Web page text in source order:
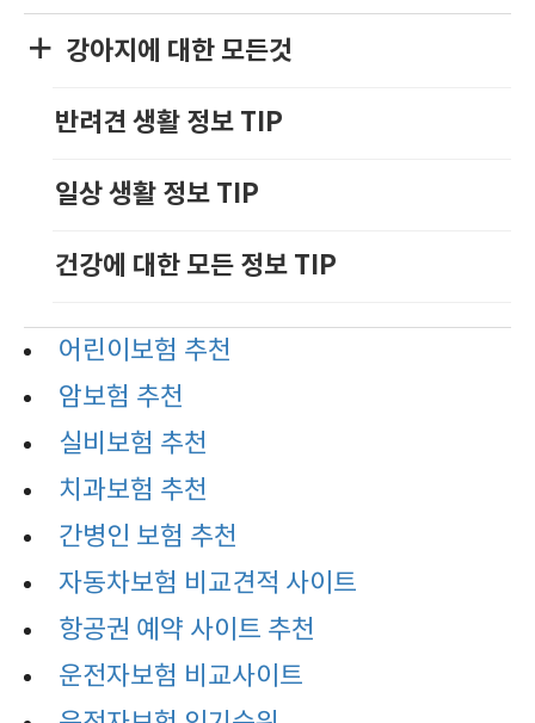
강아지에 대한 모든것
반려견 생활 정보 TIP
일상 생활 정보 TIP
건강에 대한 모든 정보 TIP
어린이보험 추천
암보험 추천
실비보험 추천
치과보험 추천
간병인 보험 추천
자동차보험 비교견적 사이트
항공권 예약 사이트 추천
운전자보험 비교사이트